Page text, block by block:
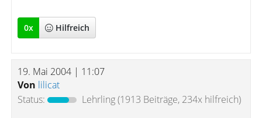
0x Hilfreich
19. Mai 2004 | 11:07
Von lilicat
Status:
Lehrling(1913 Beiträge, 234x hilfreich)